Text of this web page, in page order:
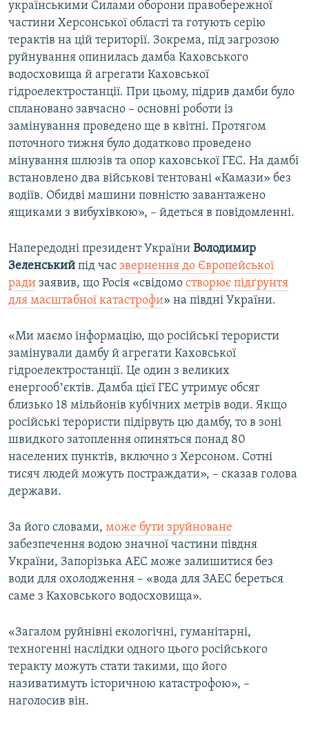
українськими Силами оборони правобережної
частини Херсонської області та готують серію
терактів на цій території. Зокрема, під загрозою
руйнування опинилась дамба Каховського
водосховища й агрегати Каховської
гідроелектростанції. При цьому, підрив дамби було
сплановано завчасно – основні роботи із
замінування проведено ще в квітні. Протягом
поточного тижня було додатково проведено
мінування шлюзів та опор каховської ГЕС. На дамбі
встановлено два військові тентовані «Камази» без
водіїв. Обидві машини повністю завантажено
ящиками з вибухівкою», – йдеться в повідомленні.
Напередодні президент України Володимир
Зеленський під час звернення до Європейської
ради заявив, що Росія «свідомо створює підґрунтя
для масштабної катастрофи» на півдні України.
«Ми маємо інформацію, що російські терористи
замінували дамбу й агрегати Каховської
гідроелектростанції. Це один з великих
енергообʼєктів. Дамба цієї ГЕС утримує обсяг
близько 18 мільйонів кубічних метрів води. Якщо
російські терористи підірвуть цю дамбу, то в зоні
швидкого затоплення опиняться понад 80
населених пунктів, включно з Херсоном. Сотні
тисяч людей можуть постраждати», – сказав голова
держави.
За його словами, може бути зруйноване
забезпечення водою значної частини півдня
України, Запорізька АЕС може залишитися без
води для охолодження – «вода для ЗАЕС береться
саме з Каховського водосховища».
«Загалом руйнівні екологічні, гуманітарні,
техногенні наслідки одного цього російського
теракту можуть стати такими, що його
називатимуть історичною катастрофою», –
наголосив він.